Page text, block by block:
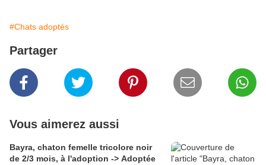
#Chats adoptés
Partager
Vous aimerez aussi
Bayra, chaton femelle tricolore noir
de 2/3 mois, à l'adoption -> Adoptée